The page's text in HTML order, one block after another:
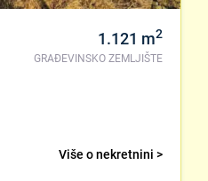
1.121 m2
GRAĐEVINSKO ZEMLJIŠTE
Više o nekretnini >